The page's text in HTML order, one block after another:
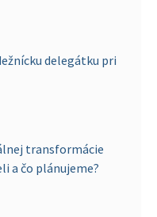
delegátku pri
transformácie
a čo plánujeme?